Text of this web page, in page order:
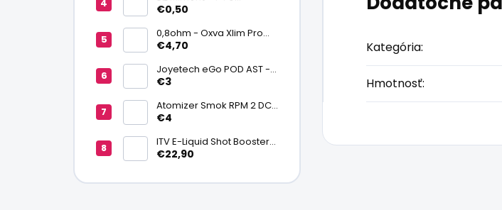
zmršťovacia fólia na
€0,50
0,8ohm - Oxva Xlim Pro
cartridge V3 Top Fill 2ml
€4,70
Joyetech eGo POD AST -
náhradná pod cartridge
€3
Atomizer Smok RPM 2 DC
0,6ohm MTL
€4
ITV E-Liquid Shot Booster
NICSALT 50PG/50VG 20
€22,90
Kategória:
Hmotnosť: